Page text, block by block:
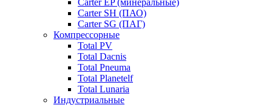
Carter EP (минеральные)
Carter SH (ПАО)
Carter SG (ПАГ)
Компрессорные
Total PV
Total Dacnis
Total Pneuma
Total Planetelf
Total Lunaria
Индустриальные